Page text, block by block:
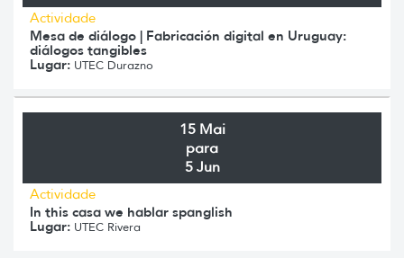
Actividade
Mesa de diálogo | Fabricación digital en Uruguay:
diálogos tangibles
Lugar: UTEC Durazno
15 Mai
para
5 Jun
Actividade
In this casa we hablar spanglish
Lugar: UTEC Rivera